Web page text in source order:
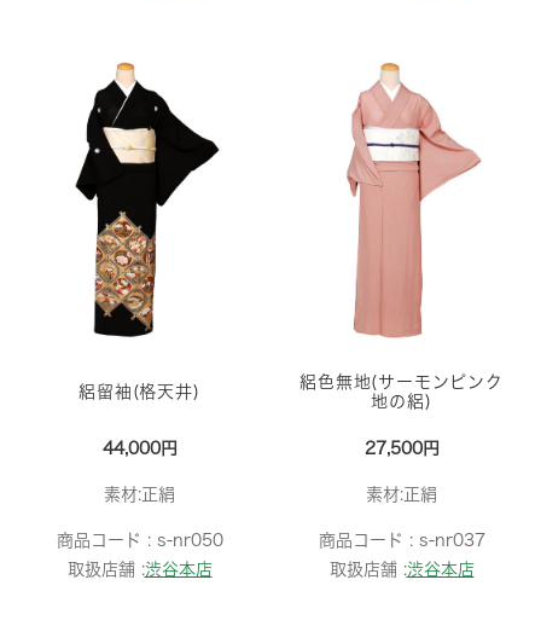
絽留袖(格天井)
44,000円
素材:正絹
商品コード : s-nr050
取扱店舗 :渋谷本店
絽色無地(サーモンピンク
地の絽)
27,500円
素材:正絹
商品コード : s-nr037
取扱店舗 :渋谷本店